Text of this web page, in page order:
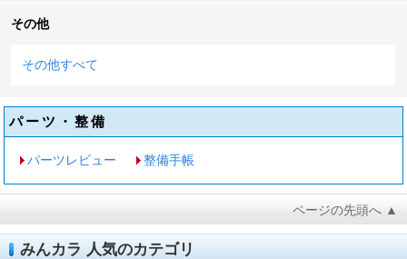
その他
その他すべて
パーツ・整備
パーツレビュー 整備手帳
ページの先頭へ ▲
みんカラ 人気のカテゴリ